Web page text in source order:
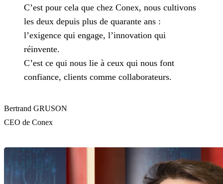
C’est pour cela que chez Conex, nous cultivons
les deux depuis plus de quarante ans :
l’exigence qui engage, l’innovation qui
réinvente.
C’est ce qui nous lie à ceux qui nous font
confiance, clients comme collaborateurs.
Bertrand GRUSON
CEO de Conex